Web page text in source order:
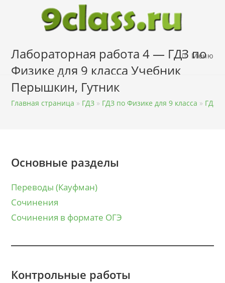
содержимому
Меню
Лабораторная работа 4 — ГДЗ по
Физике для 9 класса Учебник
Перышкин, Гутник
Главная страница » ГДЗ » ГДЗ по Физике для 9 класса » ГДЗ
Основные разделы
Переводы (Кауфман)
Сочинения
Сочинения в формате ОГЭ
Контрольные работы